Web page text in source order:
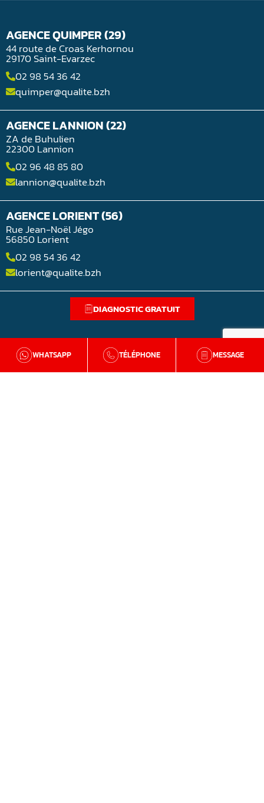
WHATSAPP TÉLÉPHONE MESSAGE
AGENCE QUIMPER (29)
44 route de Croas Kerhornou
29170 Saint-Evarzec
02 98 54 36 42
quimper@qualite.bzh
AGENCE LANNION (22)
ZA de Buhulien
22300 Lannion
02 96 48 85 80
lannion@qualite.bzh
AGENCE LORIENT (56)
Rue Jean-Noël Jégo
56850 Lorient
02 98 54 36 42
lorient@qualite.bzh
DIAGNOSTIC GRATUIT